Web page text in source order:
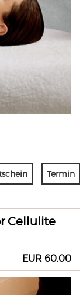
Termin
Cellulite
EUR 60,00